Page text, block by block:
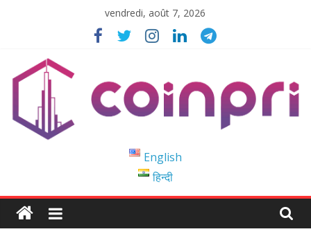
vendredi, août 7, 2026
Blockchain
Easy
to
English
हिन्दी